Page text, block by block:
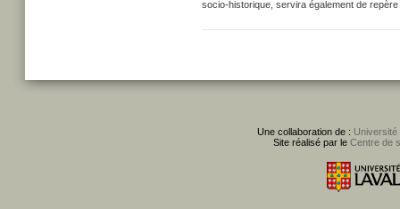
socio-historique, servira également de
Une collaboration de : Université
Site réalisé par le Centre de